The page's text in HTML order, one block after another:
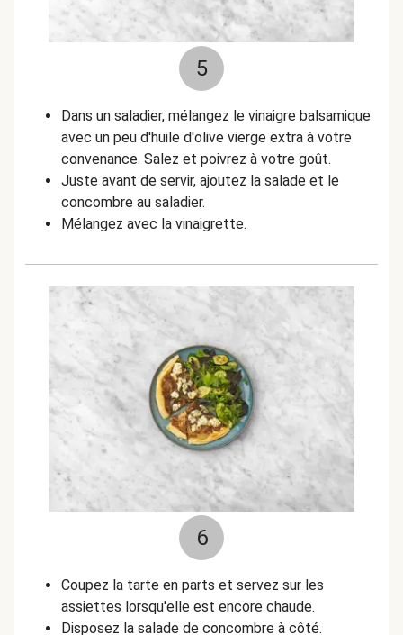
5
Dans un saladier, mélangez le vinaigre balsamique
avec un peu d'huile d'olive vierge extra à votre
convenance. Salez et poivrez à votre goût.
Juste avant de servir, ajoutez la salade et le
concombre au saladier.
Mélangez avec la vinaigrette.
6
Coupez la tarte en parts et servez sur les
assiettes lorsqu'elle est encore chaude.
Disposez la salade de concombre à côté.